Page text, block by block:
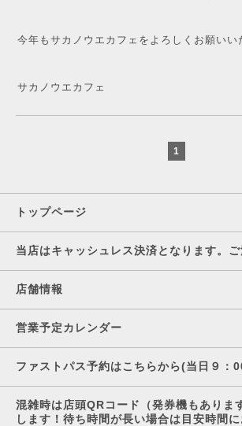
今年もサカノウエカフェをよろしくお願いい
サカノウエカフェ
1
トップページ
当店はキャッシュレス決済となります。
店舗情報
営業予定カレンダー
ファストパス予約はこちらから(当日９：
混雑時は店頭QRコード（発券機もありま
します！待ち時間が長い場合は目安時間